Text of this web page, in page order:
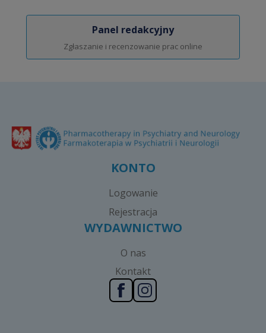
Panel redakcyjny
Zgłaszanie i recenzowanie prac online
KONTO
Logowanie
Rejestracja
WYDAWNICTWO
O nas
Kontakt